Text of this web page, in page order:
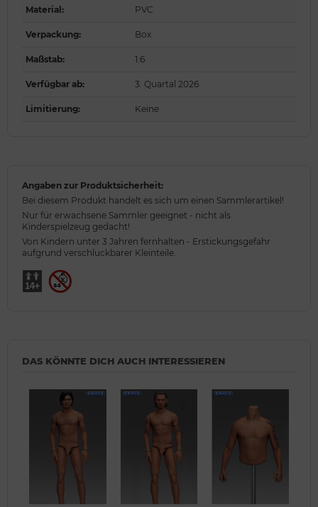
Material: PVC
Verpackung: Box
Maßstab: 1:6
Verfügbar ab: 3. Quartal 2026
Limitierung: Keine
Angaben zur Produktsicherheit:
Bei diesem Produkt handelt es sich um einen Sammlerartikel!
Nur für erwachsene Sammler geeignet - nicht als
Kinderspielzeug gedacht!
Von Kindern unter 3 Jahren fernhalten - Erstickungsgefahr
aufgrund verschluckbarer Kleinteile.
DAS KÖNNTE DICH AUCH INTERESSIEREN